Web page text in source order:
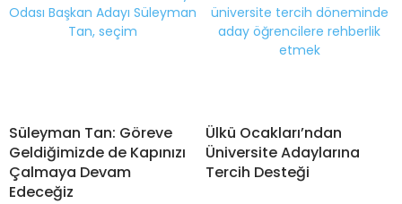
Süleyman Tan: Göreve
Geldiğimizde de Kapınızı
Çalmaya Devam
Edeceğiz
Ülkü Ocakları’ndan
Üniversite Adaylarına
Tercih Desteği